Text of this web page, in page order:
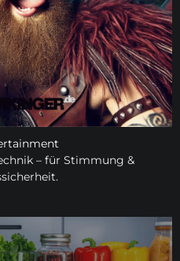
– für Stimmung &